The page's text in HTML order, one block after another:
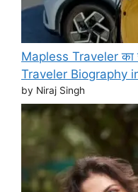
Mapless Traveler का
Traveler Biography
by Niraj Singh